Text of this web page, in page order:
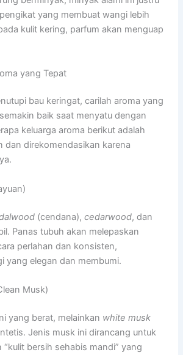
yang membuat wangi lebih
kulit kering, parfum akan menguap
yang Tepat
bau keringat, carilah aroma yang
baik saat menyatu dengan
keluarga aroma berikut adalah
dan direkomendasikan karena
(cendana),cedarwood, dan
Panas tubuh akan melepaskan
perlahan dan konsisten,
yang elegan dan membumi.
Musk)
yang berat, melainkan white musk
Jenis musk ini dirancang untuk
“kulit bersih sehabis mandi” yang